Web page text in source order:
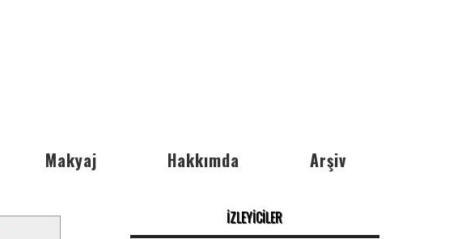
Makyaj Hakkımda Arşiv
İZLEYİCİLER